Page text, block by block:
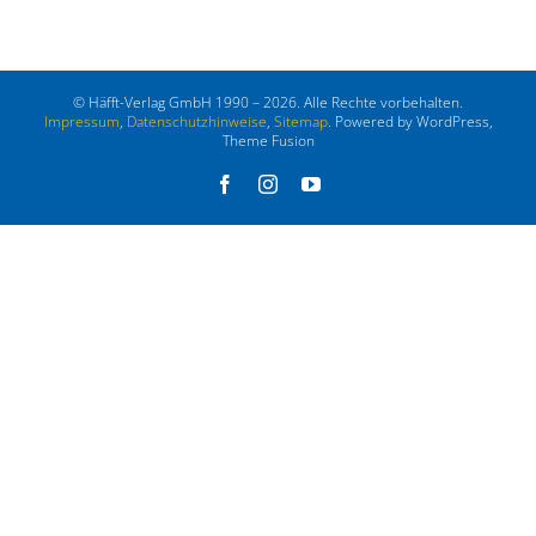
© Häfft-Verlag GmbH 1990 – 2026. Alle Rechte vorbehalten.
Impressum, Datenschutzhinweise, Sitemap. Powered by WordPress,
Theme Fusion
FacebookInstagramYouTube